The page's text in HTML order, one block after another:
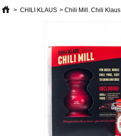
> CHILI KLAUS > Chili Mill. Chili Klaus